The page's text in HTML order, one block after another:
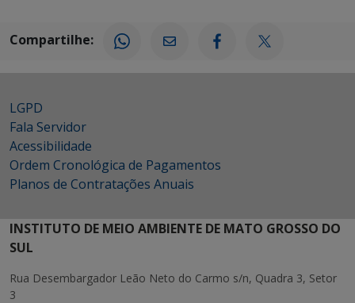
Compartilhe:
LGPD
Fala Servidor
Acessibilidade
Ordem Cronológica de Pagamentos
Planos de Contratações Anuais
INSTITUTO DE MEIO AMBIENTE DE MATO GROSSO DO
SUL
Rua Desembargador Leão Neto do Carmo s/n, Quadra 3, Setor
3